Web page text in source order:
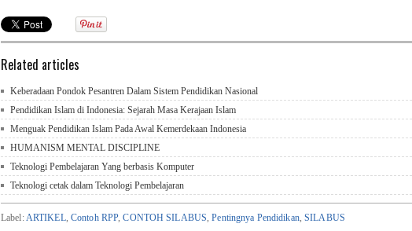
Related articles
Keberadaan Pondok Pesantren Dalam Sistem Pendidikan Nasional
Pendidikan Islam di Indonesia: Sejarah Masa Kerajaan Islam
Menguak Pendidikan Islam Pada Awal Kemerdekaan Indonesia
HUMANISM MENTAL DISCIPLINE
Teknologi Pembelajaran Yang berbasis Komputer
Teknologi cetak dalam Teknologi Pembelajaran
Label:ARTIKEL, Contoh RPP,CONTOH SILABUS,Pentingnya Pendidikan,SILABUS